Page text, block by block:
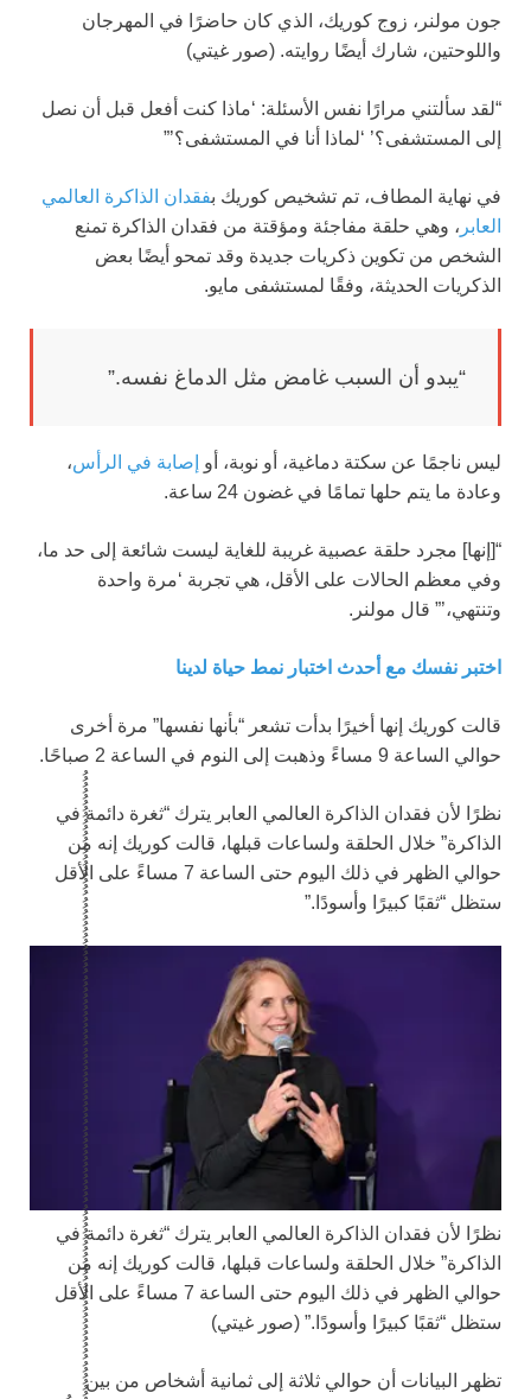
جون مولنر، زوج كوريك، الذي كان حاضرًا في المهرجان
واللوحتين، شارك أيضًا روايته. (صور غيتي)
“لقد سألتني مرارًا نفس الأسئلة: ‘ماذا كنت أفعل قبل أن نصل
إلى المستشفى؟’ ‘لماذا أنا في المستشفى؟’”
في نهاية المطاف، تم تشخيص كوريك بفقدان الذاكرة العالمي
العابر ، وهي حلقة مفاجئة ومؤقتة من فقدان الذاكرة تمنع
الشخص من تكوين ذكريات جديدة وقد تمحو أيضًا بعض
الذكريات الحديثة، وفقًا لمستشفى مايو.
“يبدو أن السبب غامض مثل الدماغ نفسه.”
ليس ناجمًا عن سكتة دماغية، أو نوبة، أو إصابة في الرأس،
وعادة ما يتم حلها تمامًا في غضون 24 ساعة.
“[إنها] مجرد حلقة عصبية غريبة للغاية ليست شائعة إلى حد ما،
وفي معظم الحالات على الأقل، هي تجربة ‘مرة واحدة
وتنتهي،’” قال مولنر.
اختبر نفسك مع أحدث اختبار نمط حياة لدينا
قالت كوريك إنها أخيرًا بدأت تشعر “بأنها نفسها” مرة أخرى
حوالي الساعة 9 مساءً وذهبت إلى النوم في الساعة 2 صباحًا.
نظرًا لأن فقدان الذاكرة العالمي العابر يترك “ثغرة دائمة في
الذاكرة” خلال الحلقة ولساعات قبلها، قالت كوريك إنه من
حوالي الظهر في ذلك اليوم حتى الساعة 7 مساءً على الأقل
ستظل “ثقبًا كبيرًا وأسودًا.”
نظرًا لأن فقدان الذاكرة العالمي العابر يترك “ثغرة دائمة في
الذاكرة” خلال الحلقة ولساعات قبلها، قالت كوريك إنه من
حوالي الظهر في ذلك اليوم حتى الساعة 7 مساءً على الأقل
ستظل “ثقبًا كبيرًا وأسودًا.” (صور غيتي)
تظهر البيانات أن حوالي ثلاثة إلى ثمانية أشخاص من بين